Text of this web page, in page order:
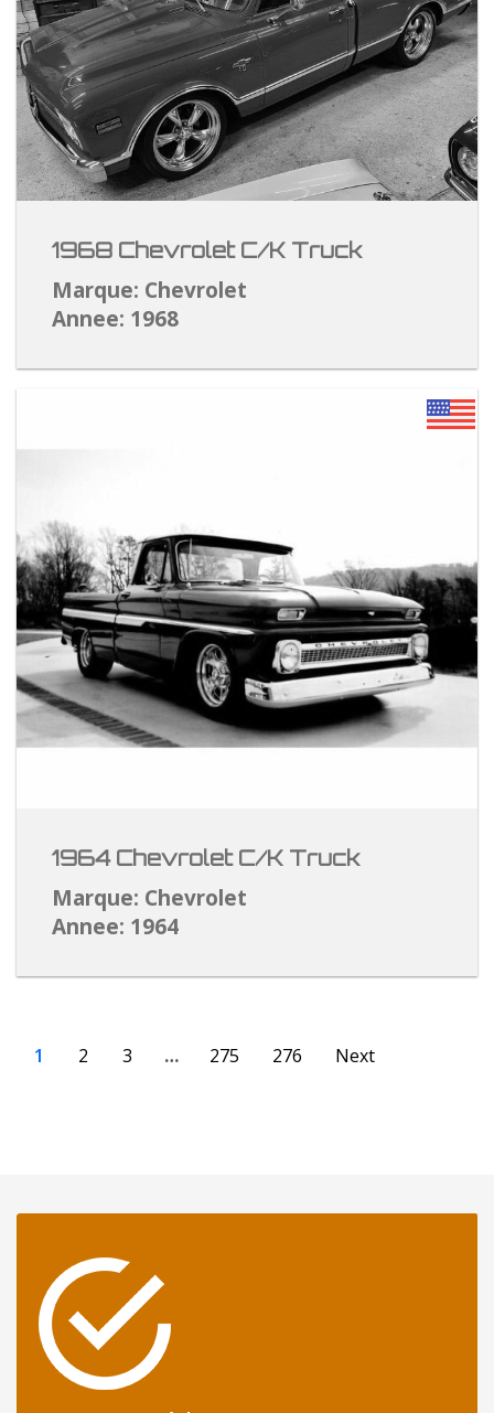
1968 Chevrolet C/K Truck
Marque: Chevrolet
Annee: 1968
1964 Chevrolet C/K Truck
Marque: Chevrolet
Annee: 1964
1 2 3 … 275 276 Next